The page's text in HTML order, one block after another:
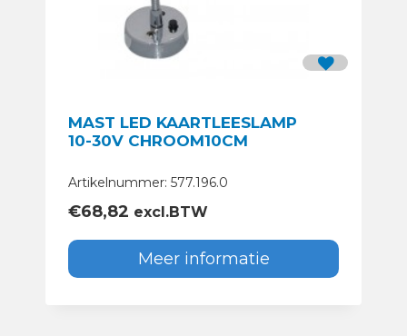
MAST LED KAARTLEESLAMP
10-30V CHROOM10CM
Artikelnummer: 577.196.0
€68,82 excl.BTW
Meer informatie